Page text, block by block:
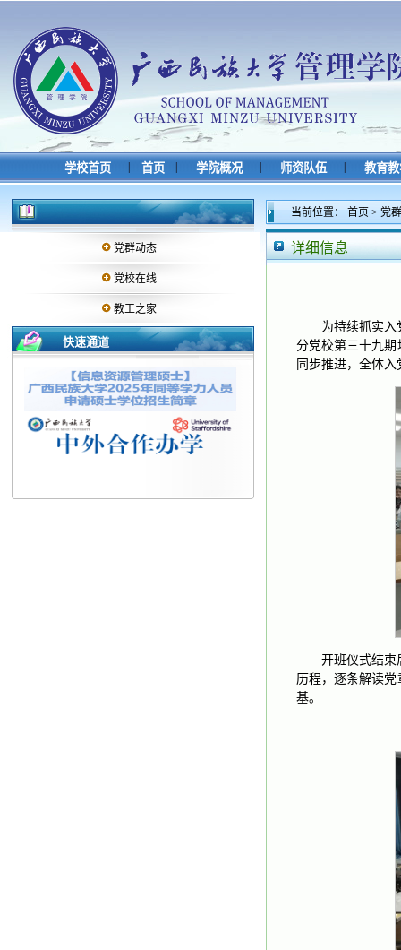
学校首页 首页 学院概况 师资队伍 教育
党群动态
党校在线
教工之家
快速通道
当前位置： 首页 > 党
详细信息
为持续抓实
分党校第三十九
同步推进，全体
开班仪式结束
历程，逐条解读
基。